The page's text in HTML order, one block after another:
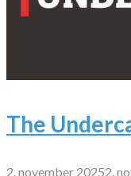
The
2. november 20252.